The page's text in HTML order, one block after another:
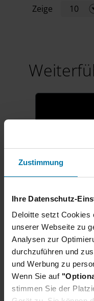
Zustimmung
Ihre Datenschutz-
Deloitte setzt Cookies
unserer Webseite zu
Analysen zur
durchzuführen und
und Werbung zu
Wenn Sie auf
stimmen Sie der
Zeige 10
Karrierestart
Direkt nach
in der
Wir bilden
Ob eine